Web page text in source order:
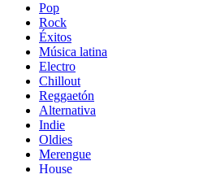
Pop
Rock
Éxitos
Música latina
Electro
Chillout
Reggaetón
Alternativa
Indie
Oldies
Merengue
House